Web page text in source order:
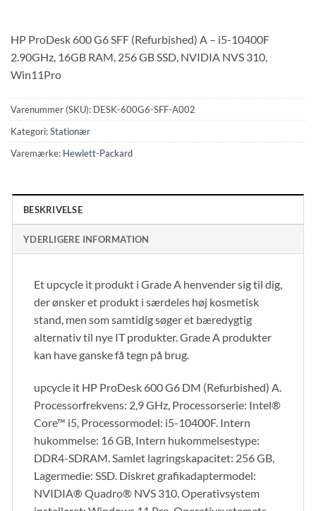
HP ProDesk 600 G6 SFF (Refurbished) A – i5-10400F
2.90GHz, 16GB RAM, 256 GB SSD, NVIDIA NVS 310,
Win11Pro
Varenummer (SKU): DESK-600G6-SFF-A002
Kategori:Stationær
Varemærke: Hewlett-Packard
BESKRIVELSE
YDERLIGERE INFORMATION
Et upcycle it produkt i Grade A henvender sig til dig,
der ønsker et produkt i særdeles høj kosmetisk
stand, men som samtidig søger et bæredygtig
alternativ til nye IT produkter. Grade A produkter
kan have ganske få tegn på brug.
upcycle it HP ProDesk 600 G6 DM (Refurbished) A.
Processorfrekvens: 2,9 GHz, Processorserie: Intel®
Core™ i5, Processormodel: i5-10400F. Intern
hukommelse: 16 GB, Intern hukommelsestype:
DDR4-SDRAM. Samlet lagringskapacitet: 256 GB,
Lagermedie: SSD. Diskret grafikadaptermodel:
NVIDIA® Quadro® NVS 310. Operativsystem